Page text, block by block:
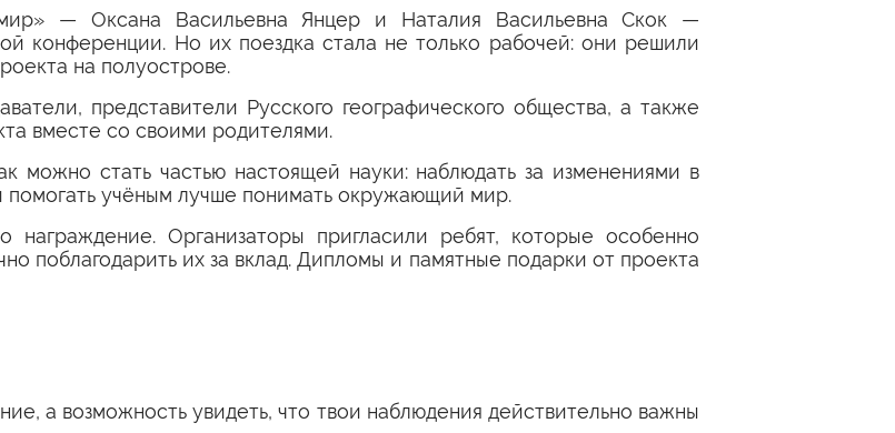
— Оксана Васильевна Янцер и Наталия Васильевна Скок —
конференции. Но их поездка стала не только рабочей: они решили
на полуострове.
представители Русского географического общества, а также
вместе со своими родителями.
можно стать частью настоящей науки: наблюдать за изменениями в
помогать учёным лучше понимать окружающий мир.
Организаторы пригласили ребят, которые особенно
поблагодарить их за вклад. Дипломы и памятные подарки от проекта
а возможность увидеть, что твои наблюдения действительно важны